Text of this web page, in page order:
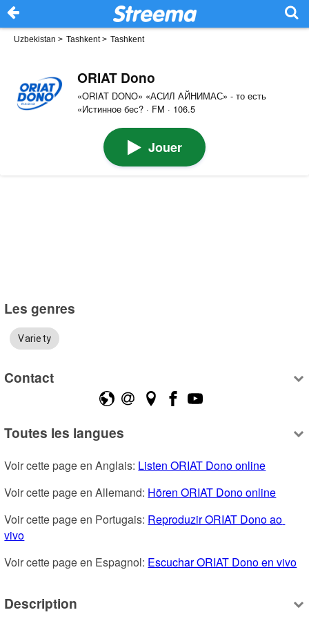
Uzbekistan > Tashkent> Tashkent
ORIAT Dono
«ORIAT DONO» «АСИЛ АЙНИМАС» - то есть
«Истинное бес? · FM · 106.5
Jouer
Les genres
Variety
Contact
Toutes les langues
Voir cette page en Anglais: Listen ORIAT Dono online
Voir cette page en Allemand: Hören ORIAT Dono online
Voir cette page en Portugais: Reproduzir ORIAT Dono ao
vivo
Voir cette page en Espagnol: Escuchar ORIAT Dono en vivo
Description